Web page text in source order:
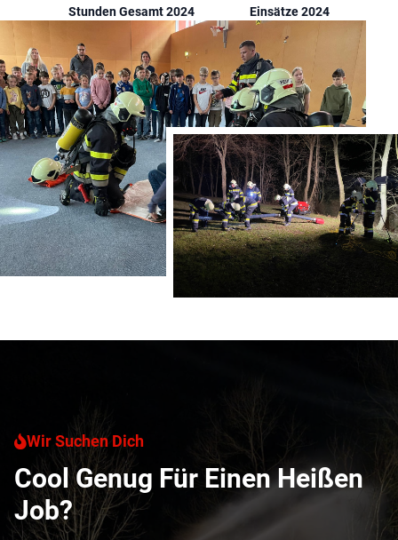
Stunden Gesamt 2024 Einsätze 2024
Wir Suchen Dich
Cool Genug Für Einen Heißen
Job?